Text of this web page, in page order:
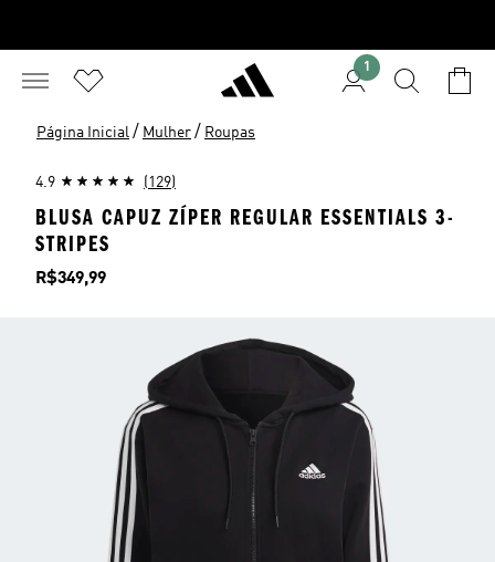
1
Página Inicial / Mulher / Roupas
4.9 (129)
BLUSA CAPUZ ZÍPER REGULAR ESSENTIALS 3-
STRIPES
Preço
R$349,99